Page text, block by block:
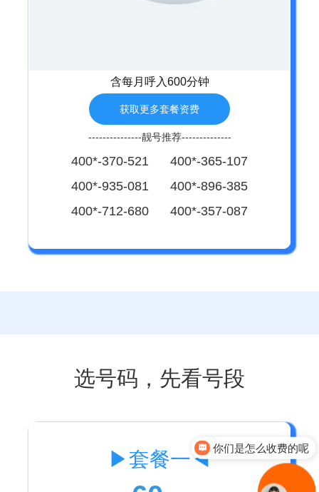
含每月呼入600分钟
获取更多套餐资费
---------------靓号推荐--------------
400*-370-521 400*-365-107
400*-935-081 400*-896-385
400*-712-680 400*-357-087
选号码，先看号段
▶套餐一◀
现在有优惠活动吗